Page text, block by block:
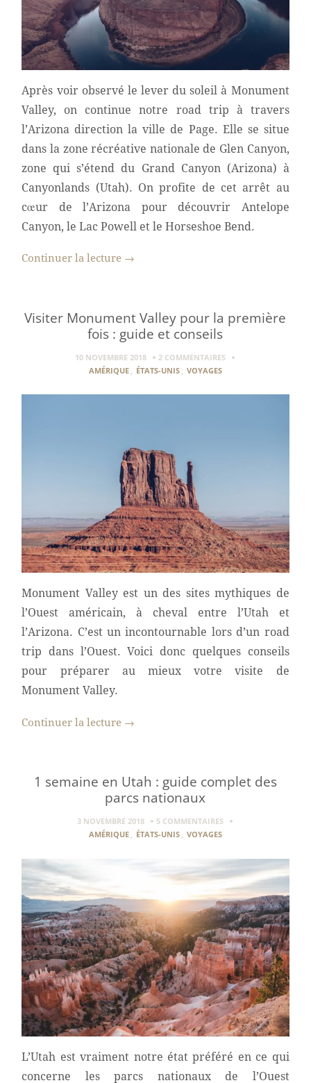
Après voir observé le lever du soleil à Monument
Valley, on continue notre road trip à travers
l’Arizona direction la ville de Page. Elle se situe
dans la zone récréative nationale de Glen Canyon,
zone qui s’étend du Grand Canyon (Arizona) à
Canyonlands (Utah). On profite de cet arrêt au
cœur de l’Arizona pour découvrir Antelope
Canyon, le Lac Powell et le Horseshoe Bend.
Continuer la lecture →
Visiter Monument Valley pour la première
fois : guide et conseils
10 NOVEMBRE 2018
2 COMMENTAIRES
AMÉRIQUE
ÉTATS-UNIS VOYAGES
Monument Valley est un des sites mythiques de
l’Ouest américain, à cheval entre l’Utah et
l’Arizona. C’est un incontournable lors d’un road
trip dans l’Ouest. Voici donc quelques conseils
pour préparer au mieux votre visite de
Monument Valley.
Continuer la lecture →
1 semaine en Utah : guide complet des
parcs nationaux
3 NOVEMBRE 2018
5 COMMENTAIRES
AMÉRIQUE , ÉTATS-UNIS , VOYAGES
L’Utah est vraiment notre état préféré en ce qui
concerne les parcs nationaux de l’Ouest